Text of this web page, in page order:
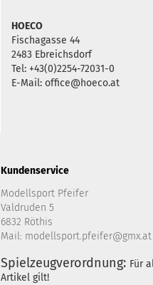
HOECO
Fischagasse 44
2483 Ebreichsdorf
Tel: +43(0)2254-72031-0
E-Mail: office@hoeco.at
Kundenservice
Modellsport Pfeifer
Valdruden 5
6832 Röthis
Mail: modellsport.pfeifer@gmx.at
Spielzeugverordnung: Für
Artikel gilt!